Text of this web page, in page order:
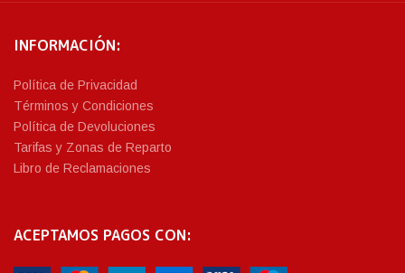
INFORMACIÓN:
Política de Privacidad
Términos y Condiciones
Política de Devoluciones
Tarifas y Zonas de Reparto
Libro de Reclamaciones
ACEPTAMOS PAGOS CON: